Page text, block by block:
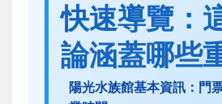
快速導覽：
論涵蓋哪些
陽光水族館基本資訊：門